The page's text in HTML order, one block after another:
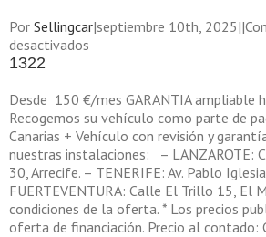
Por Sellingcar|septiembre 10th, 2025||
desactivados
1322
Desde 150 €/mes GARANTIA ampliable
Recogemos su vehículo como parte de
Canarias + Vehículo con revisión y
nuestras instalaciones: – LANZAROTE:
30, Arrecife. – TENERIFE: Av. Pablo
FUERTEVENTURA: Calle El Trillo 15,
condiciones de la oferta. * Los precios
oferta de financiación. Precio al contado: